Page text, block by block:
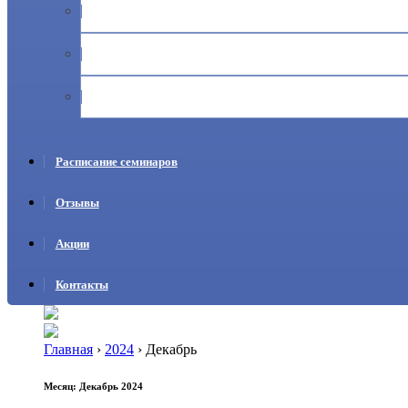
Расписание семинаров
Отзывы
Акции
Контакты
Главная › 2024 › Декабрь
Месяц: Декабрь 2024